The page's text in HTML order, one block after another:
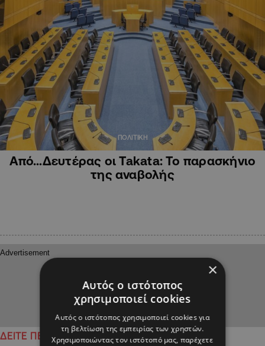
ΠΟΛΙΤΙΚΗ
Από…Δευτέρας οι Takata: Το παρασκήνιο
της αναβολής
ΔΕΙΤΕ ΠΕΡΙΣΣΟΤΕΡΑ
×
Αυτός ο ιστότοπος
χρησιμοποιεί cookies
Αυτός ο ιστότοπος χρησιμοποιεί cookies για
τη βελτίωση της εμπειρίας των χρηστών.
Χρησιμοποιώντας τον ιστότοπό μας, παρέχετε